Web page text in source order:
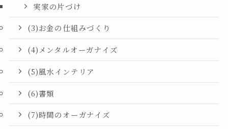
実家の片づけ
(3)お金の仕組みづくり
(4)メンタルオーガナイズ
(5)風水インテリア
(6)書類
(7)時間のオーガナイズ